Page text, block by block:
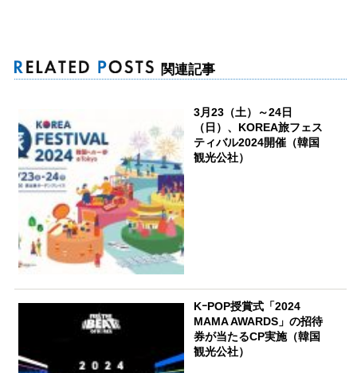
関連記事
3月23（土）～24日
（日）、KOREA旅フェス
ティバル2024開催（韓国
観光公社）
KｰPOP授賞式「2024
MAMA AWARDS」の招待
券が当たるCP実施（韓国
観光公社）